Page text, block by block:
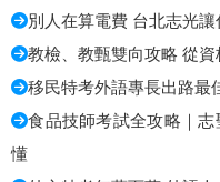
別人在算電費 台北志光
教檢、教甄雙向攻略 從
移民特考外語專長出路最
食品技師考試全攻略｜
懂